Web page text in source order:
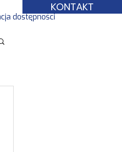
KONTAKT
dostępności